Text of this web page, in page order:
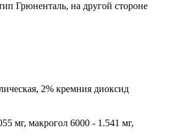
Грюненталь, на другой стороне
2% кремния диоксид
мг, макрогол 6000 - 1.541 мг,